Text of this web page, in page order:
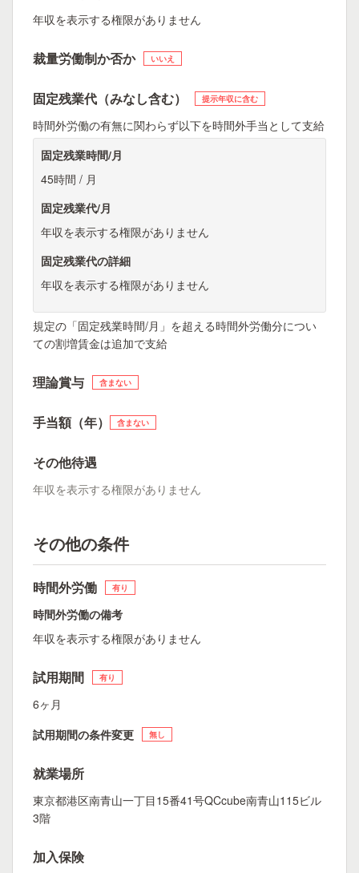
年収を表示する権限がありません
裁量労働制か否か いいえ
固定残業代（みなし含む） 提示年収に含む
時間外労働の有無に関わらず以下を時間外手当として支給
固定残業時間/月
45時間 / 月
固定残業代/月
年収を表示する権限がありません
固定残業代の詳細
年収を表示する権限がありません
規定の「固定残業時間/月」を超える時間外労働分につい
ての割増賃金は追加で支給
理論賞与 含まない
手当額（年） 含まない
その他待遇
年収を表示する権限がありません
その他の条件
時間外労働 有り
時間外労働の備考
年収を表示する権限がありません
試用期間 有り
6ヶ月
試用期間の条件変更
無し
就業場所
東京都港区南青山一丁目15番41号QCcube南青山115ビル
3階
加入保険